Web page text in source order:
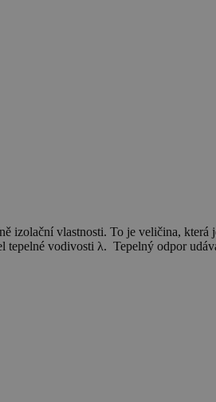
izolační vlastnosti. To je veličina, která
tepelné vodivosti λ. Tepelný odpor